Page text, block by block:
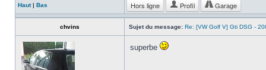
Haut| Bas Hors ligne Profil Garage
chvins Sujet du message: Re: [VW Golf V] Gti DSG -
superbe